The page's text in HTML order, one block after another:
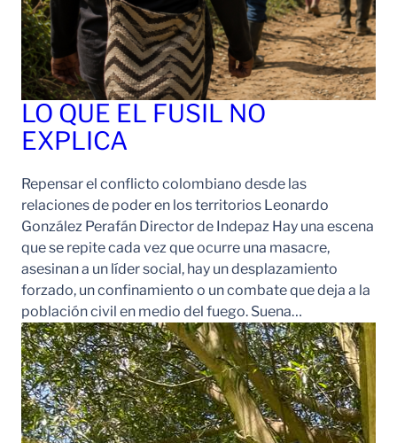
LO QUE EL FUSIL NO
EXPLICA
Repensar el conflicto colombiano desde las
relaciones de poder en los territorios Leonardo
González Perafán Director de Indepaz Hay una escena
que se repite cada vez que ocurre una masacre,
asesinan a un líder social, hay un desplazamiento
forzado, un confinamiento o un combate que deja a la
población civil en medio del fuego. Suena…